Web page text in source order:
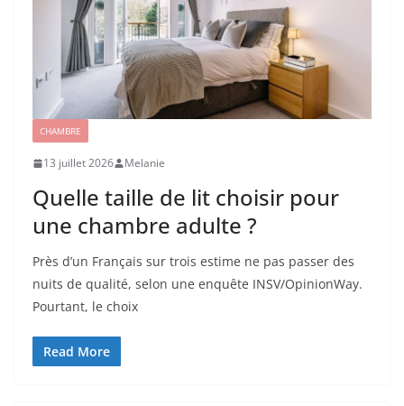
CHAMBRE
13 juillet 2026 Melanie
Quelle taille de lit choisir pour
une chambre adulte ?
Près d’un Français sur trois estime ne pas passer des
nuits de qualité, selon une enquête INSV/OpinionWay.
Pourtant, le choix
Read More